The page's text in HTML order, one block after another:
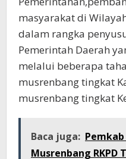
masyarakat di
dalam rangka
Pemerintah Daerah
melalui beberapa
musrenbang tingkat
musrenbang tingkat
Baca juga:
Musrenbang RKPD